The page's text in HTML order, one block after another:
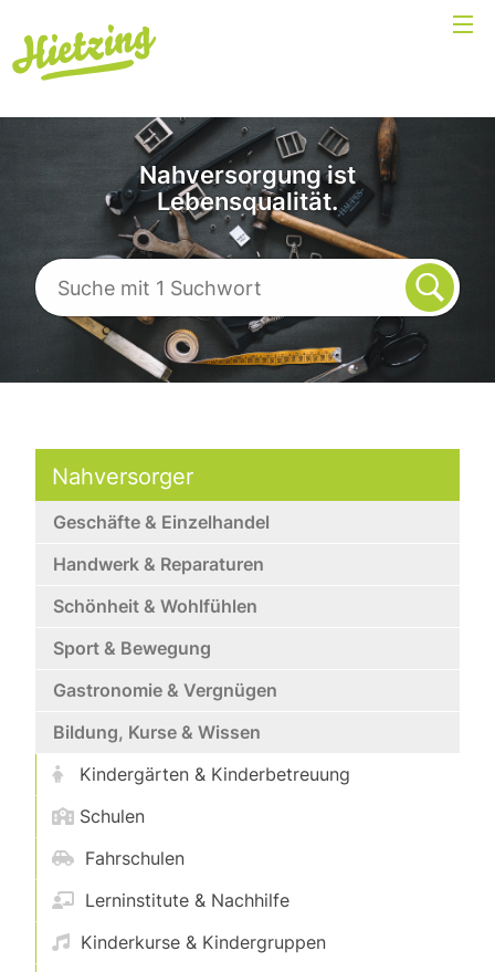
Nahversorgung ist
Lebensqualität.
Nahversorger
Geschäfte & Einzelhandel
Handwerk & Reparaturen
Schönheit & Wohlfühlen
Sport & Bewegung
Gastronomie & Vergnügen
Bildung, Kurse & Wissen
Kindergärten & Kinderbetreuung
Schulen
Fahrschulen
Lerninstitute & Nachhilfe
Kinderkurse & Kindergruppen